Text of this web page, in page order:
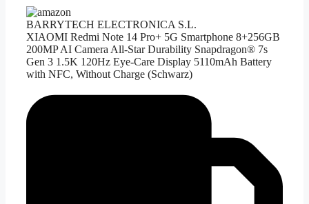
BARRYTECH ELECTRONICA S.L.
XIAOMI Redmi Note 14 Pro+ 5G Smartphone 8+256GB
200MP AI Camera All-Star Durability Snapdragon® 7s
Gen 3 1.5K 120Hz Eye-Care Display 5110mAh Battery
with NFC, Without Charge (Schwarz)